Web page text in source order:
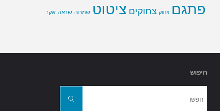
פתגם צחוק צחוקים ציטוט שמחה שנאה שקר
חיפוש
חפשו